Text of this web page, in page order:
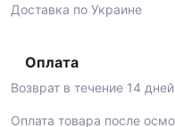
Доставка по Украине
Оплата
Возврат в течение 14 дней
Оплата товара после